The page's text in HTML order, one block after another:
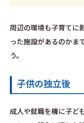
周辺の環境も子育てに
った施設があるのかま
う。
子供の独立後
成人や就職を機に子ど